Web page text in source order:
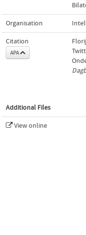
Organisation
Citation
APA
Additional Files
View online